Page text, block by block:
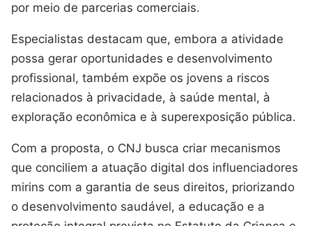
por meio de parcerias comerciais.
Especialistas destacam que, embora a atividade
possa gerar oportunidades e desenvolvimento
profissional, também expõe os jovens a riscos
relacionados à privacidade, à saúde mental, à
exploração econômica e à superexposição pública.
Com a proposta, o CNJ busca criar mecanismos
que conciliem a atuação digital dos influenciadores
mirins com a garantia de seus direitos, priorizando
o desenvolvimento saudável, a educação e a